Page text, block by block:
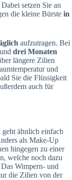
setzen Sie an
die kleine Bürste in
aufzutragen. Bei
drei Monaten
längere Zilien
und
Sie die Flüssigkeit
auch für
geht ähnlich einfach
als Make-Up
hingegen zu einer
welche noch dazu
Wimpern- und
die Zilien von der